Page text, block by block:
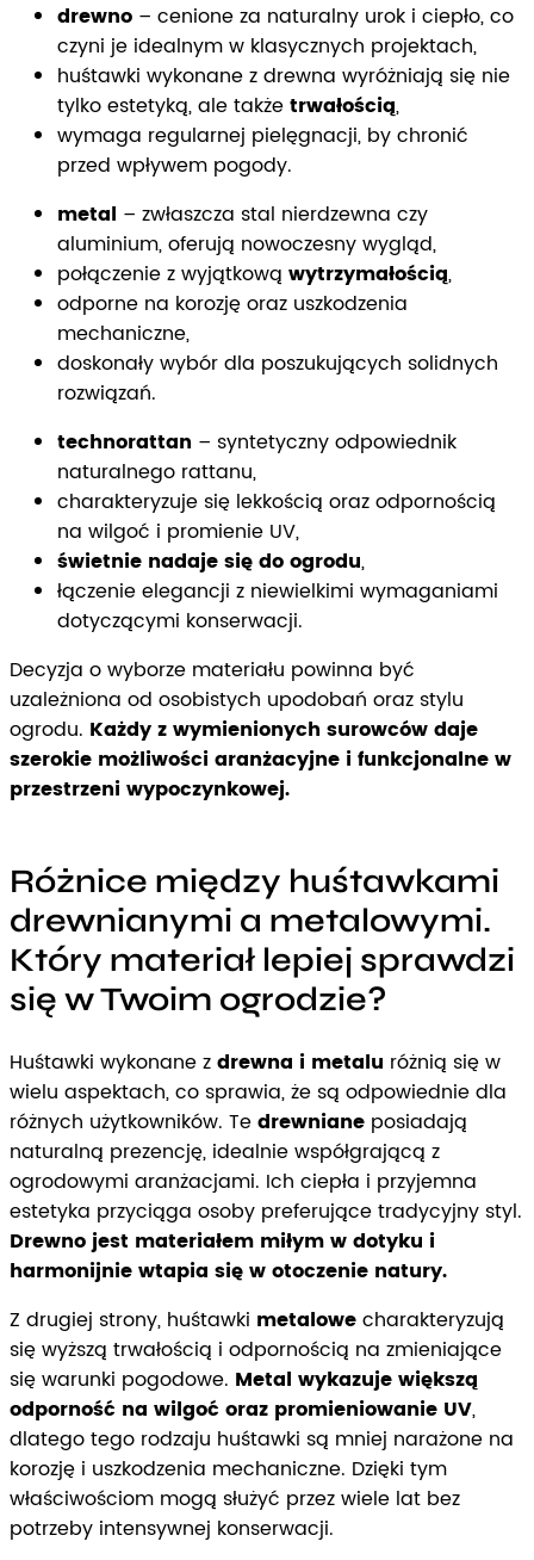
drewno – cenione za naturalny urok i ciepło, co
czyni je idealnym w klasycznych projektach,
huśtawki wykonane z drewna wyróżniają się nie
tylko estetyką, ale takżetrwałością,
wymaga regularnej pielęgnacji, by chronić
przed wpływem pogody.
metal – zwłaszcza stal nierdzewna czy
aluminium, oferują nowoczesny wygląd,
połączenie z wyjątkową wytrzymałością,
odporne na korozję oraz uszkodzenia
mechaniczne,
doskonały wybór dla poszukujących solidnych
rozwiązań.
technorattan – syntetyczny odpowiednik
naturalnego rattanu,
charakteryzuje się lekkością oraz odpornością
na wilgoć i promienie UV,
świetnie nadaje się do ogrodu,
łączenie elegancji z niewielkimi wymaganiami
dotyczącymi konserwacji.
Decyzja o wyborze materiału powinna być
uzależniona od osobistych upodobań oraz stylu
ogrodu. Każdy z wymienionych surowców daje
szerokie możliwości aranżacyjne i funkcjonalne w
przestrzeni wypoczynkowej.
Różnice między huśtawkami
drewnianymi a metalowymi.
Który materiał lepiej sprawdzi
się w Twoim ogrodzie?
Huśtawki wykonane zdrewna i metalu różnią się w
wielu aspektach, co sprawia, że są odpowiednie dla
różnych użytkowników. Tedrewniane posiadają
naturalną prezencję, idealnie współgrającą z
ogrodowymi aranżacjami. Ich ciepła i przyjemna
estetyka przyciąga osoby preferujące tradycyjny styl.
Drewno jest materiałem miłym w dotyku i
harmonijnie wtapia się w otoczenie natury.
Z drugiej strony, huśtawki metalowecharakteryzują
się wyższą trwałością i odpornością na zmieniające
się warunki pogodowe. Metal wykazuje większą
odporność na wilgoć oraz promieniowanie UV,
dlatego tego rodzaju huśtawki są mniej narażone na
korozję i uszkodzenia mechaniczne. Dzięki tym
właściwościom mogą służyć przez wiele lat bez
potrzeby intensywnej konserwacji.